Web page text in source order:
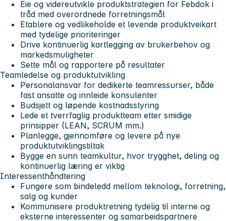
Eie og videreutvikle produktstrategien for Febdok i
tråd med overordnede forretningsmål
Etablere og vedlikeholde et levende produktveikart
med tydelige prioriteringer
Drive kontinuerlig kartlegging av brukerbehov og
markedsmuligheter
Sette mål og rapportere på resultater
Teamledelse og produktutvikling
Personalansvar for dedikerte teamressurser, både
fast ansatte og innleide konsulenter
Budsjett og løpende kostnadsstyring
Lede et tverrfaglig produktteam etter smidige
prinsipper (LEAN, SCRUM mm.)
Planlegge, gjennomføre og levere på nye
produktutviklingstiltak
Bygge en sunn teamkultur, hvor trygghet, deling og
kontinuerlig læring er viktig
Interessenthåndtering
Fungere som bindeledd mellom teknologi, forretning,
salg og kunder
Kommunisere produktretning tydelig til interne og
eksterne interessenter og samarbeidspartnere